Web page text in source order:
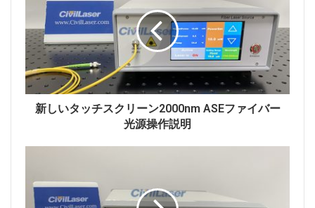
新しいタッチスクリーン2000nm ASEファイバー
光源操作説明